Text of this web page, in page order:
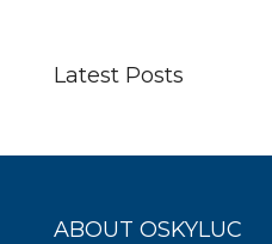
Latest Posts
ABOUT OSKYLUC